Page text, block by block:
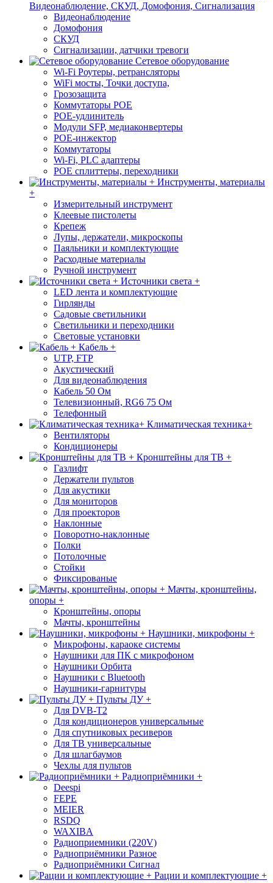
Видеонаблюдение, СКУД, Домофония, Сигнализация
Видеонаблюдение
Домофония
СКУД
Сигнализации, датчики тревоги
Сетевое оборудование
Wi-Fi Роутеры, ретрансляторы
WiFi мосты, Точки доступа,
Грозозащита
Коммутаторы POE
POE-удлинитель
Модули SFP, медиаконвертеры
POE-инжектор
Коммутаторы
Wi-Fi, PLC адаптеры
POE сплиттеры, переходники
Инструменты, материалы
+
Измерительный инструмент
Клеевые пистолеты
Крепеж
Лупы, держатели, микроскопы
Паяльники и комплектующие
Расходные материалы
Ручной инструмент
Источники света +
LED лента и комплектующие
Гирлянды
Садовые светильники
Светильники и переходники
Световые установки
Кабель +
UTP, FTP
Акустический
Для видеонаблюдения
Кабель 50 Ом
Телевизионный, RG6 75 Ом
Телефонный
Климатическая техника+
Вентиляторы
Кондиционеры
Кронштейны для ТВ +
Газлифт
Держатели пультов
Для акустики
Для мониторов
Для проекторов
Наклонные
Поворотно-наклонные
Полки
Потолочные
Стойки
Фиксированые
Мачты, кронштейны,
опоры +
Кронштейны, опоры
Мачты, кронштейны
Наушники, микрофоны +
Микрофоны, караоке системы
Наушники для ПК с микрофоном
Наушники Орбита
Наушники с Bluetooth
Наушники-гарнитуры
Пульты ДУ +
Для DVB-T2
Для кондиционеров универсальные
Для спутниковых ресиверов
Для ТВ универсальные
Для шлагбаумов
Чехлы для пультов
Радиоприёмники +
Deespi
FEPE
MEIER
RSDQ
WAXIBA
Радиоприемники (220V)
Радиоприёмники Разное
Радиоприёмники Сигнал
Рации и комплектующие +